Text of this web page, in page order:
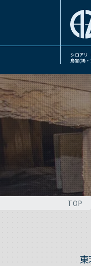
シロアリ
鳥害(鳩・
TOP